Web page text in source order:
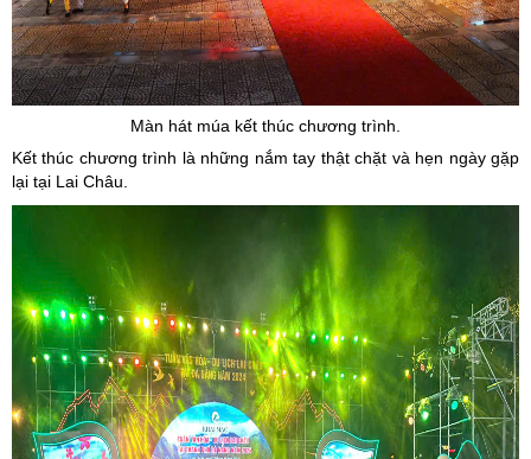
Màn hát múa kết thúc chương trình.
Kết thúc chương trình là những nắm tay thật chặt và hẹn ngày gặp
lại tại Lai Châu.